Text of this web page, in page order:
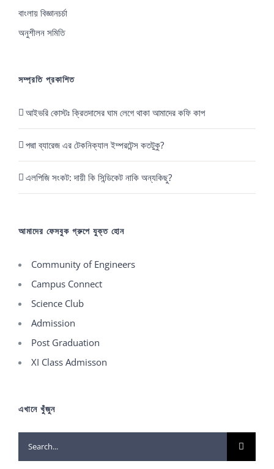
বাংলায় বিজ্ঞানচর্চা
অনুশীলন সমিতি
সম্প্রতি প্রকাশিত
আইভরি কোস্টঃ ক্রিতদাসের ঘাম লেগে থাকা আমাদের কফি কাপ
পদ্মা ব্যারেজ এর টেকনিক্যাল ইম্পরটেন্স কতটুকু?
এলপিজি সংকট: দায়ী কি সিন্ডিকেট নাকি অন্যকিছু?
আমাদের ফেসবুক গ্রুপে যুক্ত হোন
Community of Engineers
Campus Connect
Science Club
Admission
Post Graduation
XI Class Admisson
এখানে খুঁজুন
Search
for: